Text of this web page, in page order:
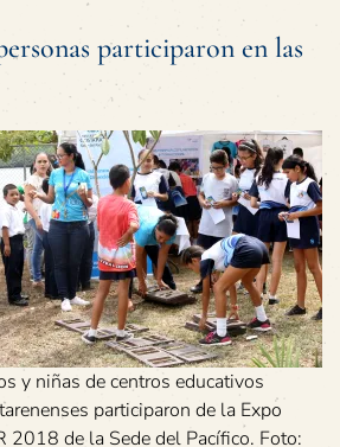
participaron en las
y niñas de centros educativos
participaron de la Expo
2018 de la Sede del Pacífico. Foto: